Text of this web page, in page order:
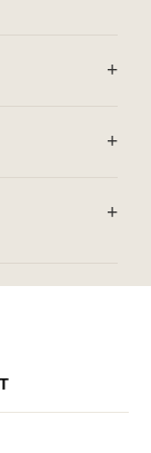
Citronellol,